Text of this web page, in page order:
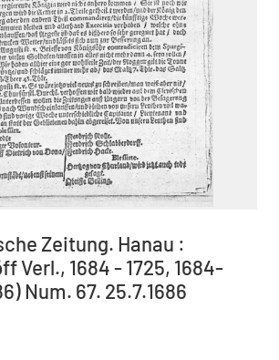
Zeitung. Hanau :
Verl., 1684 - 1725, 1684-
Num. 67. 25.7.1686